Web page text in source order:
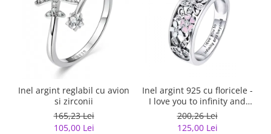
Inel argint reglabil cu avion
si zirconii
165,23 Lei
105,00 Lei
Inel argint 925 cu floricele -
I love you to infinity and
beyond - Be Nature
IST0055
200,26 Lei
125,00 Lei